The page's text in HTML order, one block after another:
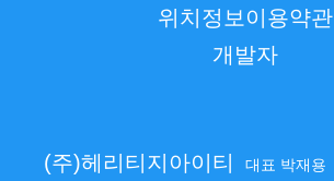
위치정보이용약관
개발자
(주)헤리티지아이티 대표 박재용